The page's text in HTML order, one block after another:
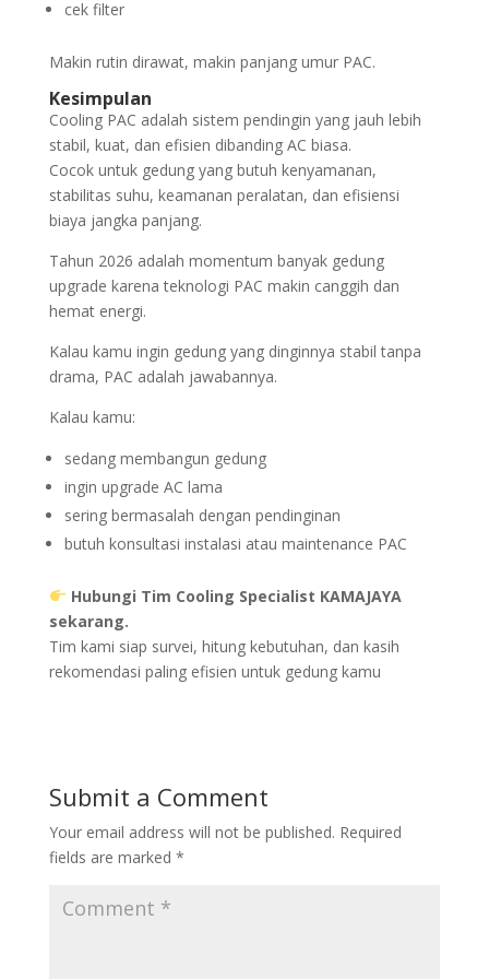
cek filter
Makin rutin dirawat, makin panjang umur PAC.
Kesimpulan
Cooling PAC adalah sistem pendingin yang jauh lebih
stabil, kuat, dan efisien dibanding AC biasa.
Cocok untuk gedung yang butuh kenyamanan,
stabilitas suhu, keamanan peralatan, dan efisiensi
biaya jangka panjang.
Tahun 2026 adalah momentum banyak gedung
upgrade karena teknologi PAC makin canggih dan
hemat energi.
Kalau kamu ingin gedung yang dinginnya stabil tanpa
drama, PAC adalah jawabannya.
Kalau kamu:
sedang membangun gedung
ingin upgrade AC lama
sering bermasalah dengan pendinginan
butuh konsultasi instalasi atau maintenance PAC
Hubungi Tim Cooling Specialist KAMAJAYA
sekarang.
Tim kami siap survei, hitung kebutuhan, dan kasih
rekomendasi paling efisien untuk gedung kamu
Submit a Comment
Your email address will not be published. Required
fields are marked *